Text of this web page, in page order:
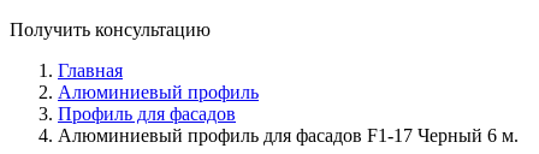
Получить консультацию
Главная
Алюминиевый профиль
Профиль для фасадов
Алюминиевый профиль для фасадов F1-17 Черный 6 м.